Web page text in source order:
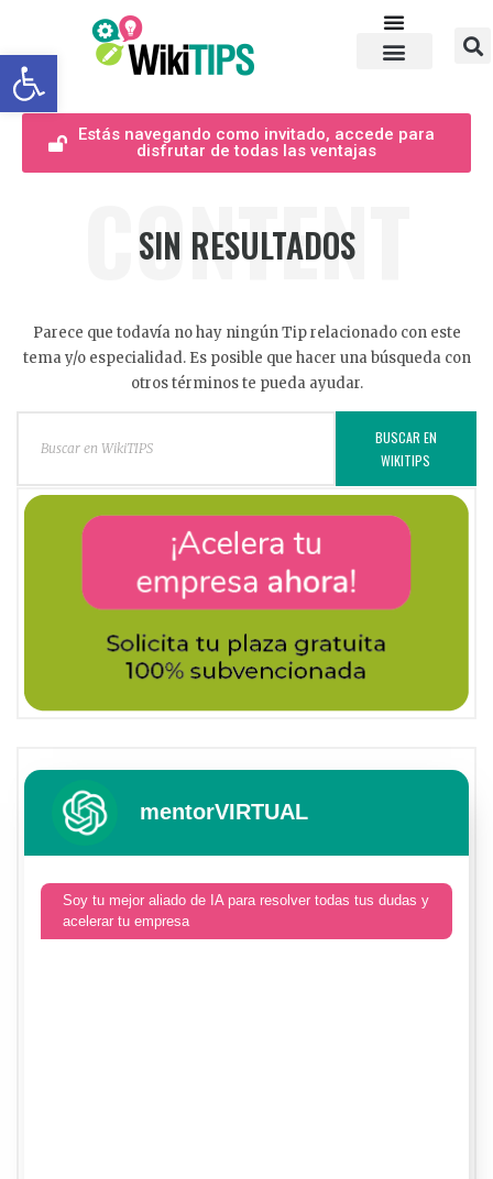
Abrir barra de herramientas
Estás navegando como invitado, accede para
disfrutar de todas las ventajas
CONTENT
SIN RESULTADOS
Parece que todavía no hay ningún Tip relacionado con este
tema y/o especialidad. Es posible que hacer una búsqueda con
otros términos te pueda ayudar.
BUSCAR EN
WIKITIPS
mentorVIRTUAL
Soy tu mejor aliado de IA para resolver todas tus dudas y
acelerar tu empresa